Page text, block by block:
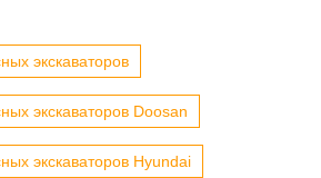
экскаваторов
экскаваторов Doosan
экскаваторов Hyundai